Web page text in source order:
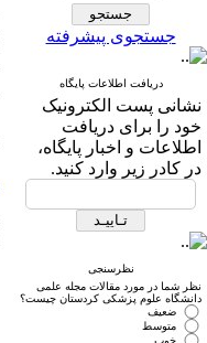
جستجوی پیشرفته
دریافت اطلاعات پایگاه
نشانی پست الکترونیک
خود را برای دریافت
اطلاعات و اخبار پایگاه،
در کادر زیر وارد کنید.
نظرسنجی
نظر شما در مورد مقالات مجله علمی
دانشگاه علوم پزشکی کردستان چیست؟
ضعیف
متوسط
خوب